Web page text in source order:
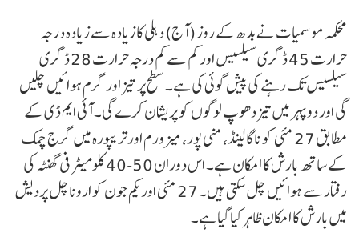
محکمہ موسمیات نے بدھ کے روز (آج) دہلی کا زیادہ سے زیادہ درجہ
حرارت 45 ڈگری سیلسیس اور کم سے کم درجہ حرارت 28 ڈگری
سیلسیس تک رہنے کی پیش گوئی کی ہے۔ سطح پر تیز اور گرم ہوائیں چلیں
گی اور دوپہر میں تیز دھوپ لوگوں کو پریشان کرے گی۔ آئی ایم ڈی کے
مطابق 27 مئی کو ناگالینڈ، منی پور، میزورم اور تریپورہ میں گرج چمک
کے ساتھ بارش کا امکان ہے۔ اس دوران 50-40 کلومیٹر فی گھنٹہ کی
رفتار سے ہوائیں چل سکتی ہیں۔ 27 مئی اور یکم جون کو اروناچل پردیش
میں بارش کا امکان ظاہر کیا گیا ہے۔